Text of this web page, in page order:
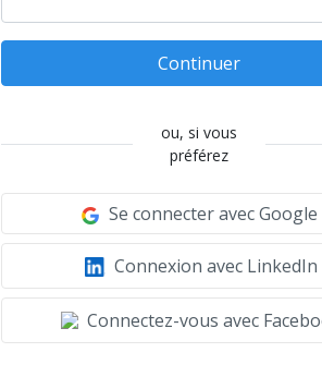
Continuer
ou, si vous
préférez
Se connecter avec Google
Connexion avec LinkedIn
Connectez-vous avec